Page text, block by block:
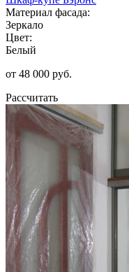
Материал фасада:
Зеркало
Цвет:
Белый
от 48 000 руб.
Рассчитать